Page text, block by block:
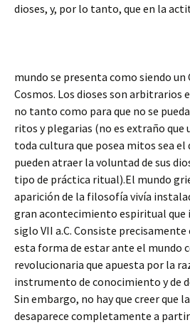
dioses, y, por lo tanto, que en la
mundo se presenta como siendo un
Cosmos. Los dioses son arbitrarios
no tanto como para que no se
ritos y plegarias (no es extraño que
toda cultura que posea mitos sea el
pueden atraer la voluntad de sus
tipo de práctica ritual).El mundo
aparición de la filosofía vivía
gran acontecimiento espiritual que
siglo VII a.C. Consiste
esta forma de estar ante el mundo
revolucionaria que apuesta por la
instrumento de conocimiento y de
Sin embargo, no hay que creer que
desaparece completamente a